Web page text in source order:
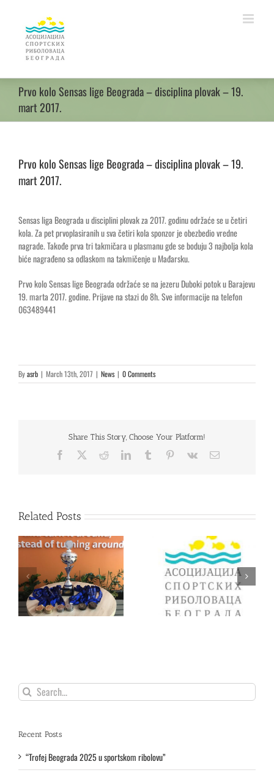
Prvo kolo Sensas lige Beograda – disciplina plovak – 19.
mart 2017.
Prvo kolo Sensas lige Beograda – disciplina plovak – 19.
mart 2017.
Sensas liga Beograda u disciplini plovak za 2017. godinu održaće se u četiri
kola. Za pet prvoplasiranih u sva četiri kola sponzor je obezbedio vredne
nagrade. Takođe prva tri takmičara u plasmanu gde se boduju 3 najbolja kola
biće nagrađeno sa odlaskom na takmičenje u Mađarsku.
Prvo kolo Sensas lige Beograda održaće se na jezeru Duboki potok u Barajevu
19. marta 2017. godine. Prijave na stazi do 8h. Sve informacije na telefon
063489441
Byasrb | March 13th, 2017 | News | 0 Comments
Share This Story, Choose Your Platform!
Facebook RedditLinkedInTumblr Pinterest
Vk Email
Related Posts
“Liga mladih” prvo kolo
– nedelja 09. april
2023. godine
Liga mladih – III i IV
kolo nedelja 25.10.2020.
godine
Search
for:
Recent Posts
“Trofej Beograda 2025 u sportskom ribolovu”